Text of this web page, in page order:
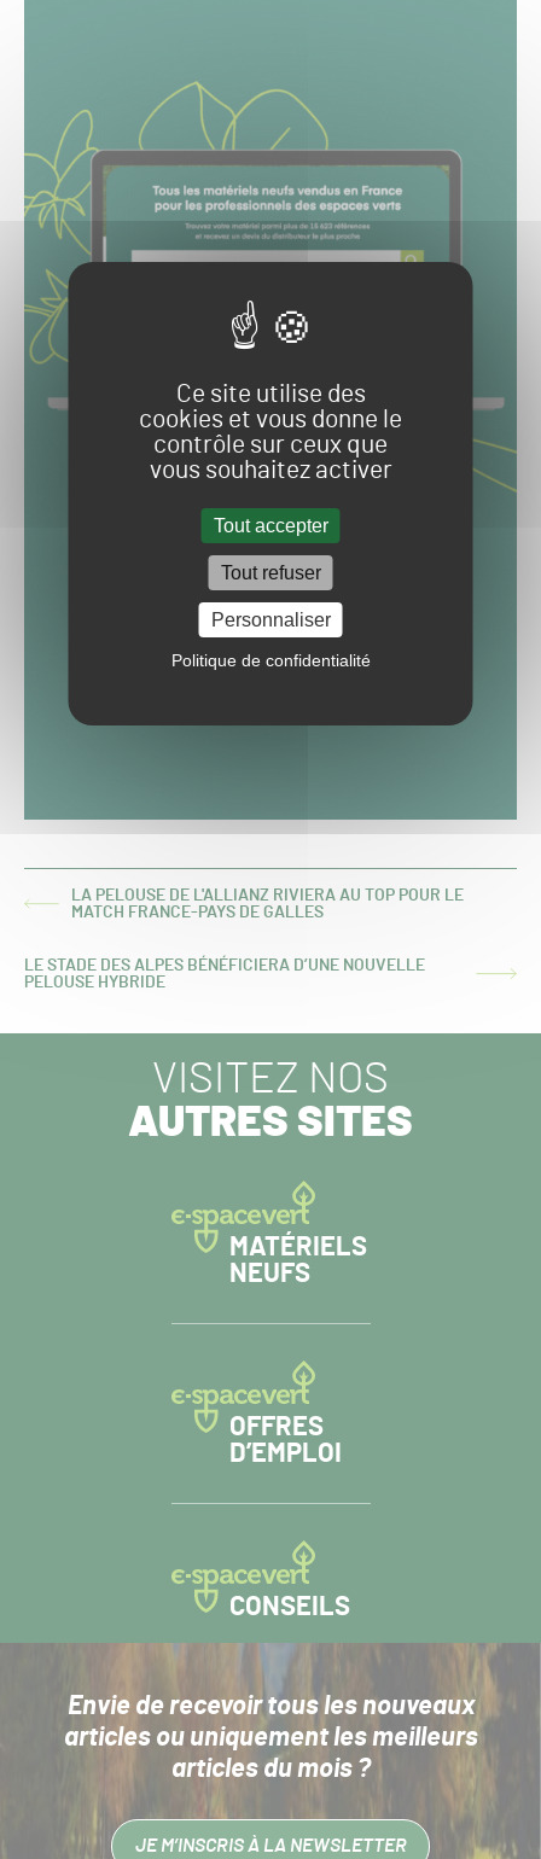
Ce site utilise des
cookies et vous donne le
contrôle sur ceux que
vous souhaitez activer
Tout accepter
Tout refuser
Personnaliser
Politique de confidentialité
ARTICLE
LA PELOUSE DE L'ALLIANZ RIVIERA AU TOP POUR LE
MATCH FRANCE-PAYS DE GALLES
ARTICLE
LE STADE DES ALPES BÉNÉFICIERA D’UNE NOUVELLE
PELOUSE HYBRIDE
VISITEZ NOS
AUTRES SITES
MATÉRIELS
NEUFS
OFFRES
D’EMPLOI
CONSEILS
Envie de recevoir tous les nouveaux
articlesou uniquement les meilleurs
articles du mois ?
JE M’INSCRIS À LA NEWSLETTER